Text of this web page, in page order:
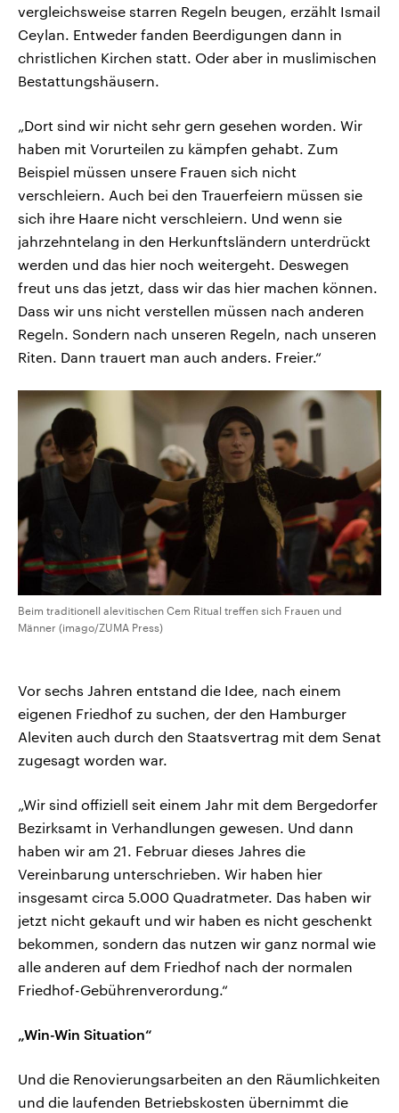
vergleichsweise starren Regeln beugen, erzählt Ismail
Ceylan. Entweder fanden Beerdigungen dann in
christlichen Kirchen statt. Oder aber in muslimischen
Bestattungshäusern.
„Dort sind wir nicht sehr gern gesehen worden. Wir
haben mit Vorurteilen zu kämpfen gehabt. Zum
Beispiel müssen unsere Frauen sich nicht
verschleiern. Auch bei den Trauerfeiern müssen sie
sich ihre Haare nicht verschleiern. Und wenn sie
jahrzehntelang in den Herkunftsländern unterdrückt
werden und das hier noch weitergeht. Deswegen
freut uns das jetzt, dass wir das hier machen können.
Dass wir uns nicht verstellen müssen nach anderen
Regeln. Sondern nach unseren Regeln, nach unseren
Riten. Dann trauert man auch anders. Freier.“
Beim traditionell alevitischen Cem Ritual treffen sich Frauen und
Männer (imago/ZUMA Press)
Vor sechs Jahren entstand die Idee, nach einem
eigenen Friedhof zu suchen, der den Hamburger
Aleviten auch durch den Staatsvertrag mit dem Senat
zugesagt worden war.
„Wir sind offiziell seit einem Jahr mit dem Bergedorfer
Bezirksamt in Verhandlungen gewesen. Und dann
haben wir am 21. Februar dieses Jahres die
Vereinbarung unterschrieben. Wir haben hier
insgesamt circa 5.000 Quadratmeter. Das haben wir
jetzt nicht gekauft und wir haben es nicht geschenkt
bekommen, sondern das nutzen wir ganz normal wie
alle anderen auf dem Friedhof nach der normalen
Friedhof-Gebührenverordung.“
„Win-Win Situation“
Und die Renovierungsarbeiten an den Räumlichkeiten
und die laufenden Betriebskosten übernimmt die